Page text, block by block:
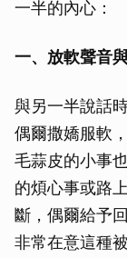
一半的內心：
一、放軟聲音
與另一半說話
偶爾撒嬌服軟
毛蒜皮的小事
的煩心事或路
斷，偶爾給予
非常在意這種